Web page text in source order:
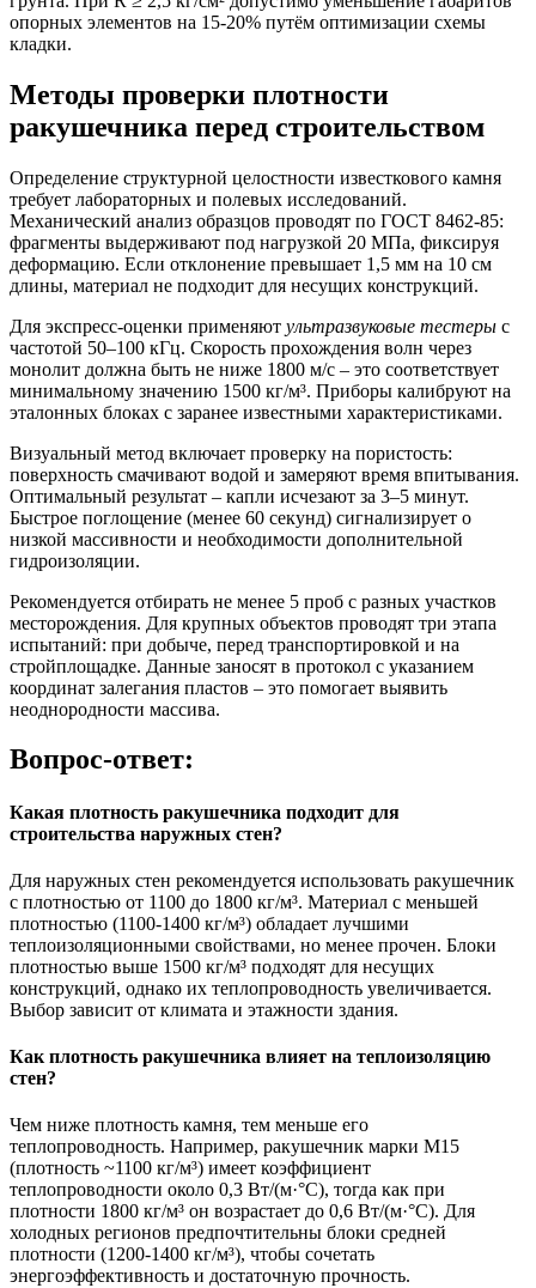
опорных элементов на 15-20% путём оптимизации схемы
кладки.
Методы проверки плотности
ракушечника перед строительством
Определение структурной целостности известкового камня
требует лабораторных и полевых исследований.
Механический анализ образцов проводят по ГОСТ 8462-85:
фрагменты выдерживают под нагрузкой 20 МПа, фиксируя
деформацию. Если отклонение превышает 1,5 мм на 10 см
длины, материал не подходит для несущих конструкций.
Для экспресс-оценки применяют ультразвуковые тестеры с
частотой 50–100 кГц. Скорость прохождения волн через
монолит должна быть не ниже 1800 м/с – это соответствует
минимальному значению 1500 кг/м³. Приборы калибруют на
эталонных блоках с заранее известными характеристиками.
Визуальный метод включает проверку на пористость:
поверхность смачивают водой и замеряют время впитывания.
Оптимальный результат – капли исчезают за 3–5 минут.
Быстрое поглощение (менее 60 секунд) сигнализирует о
низкой массивности и необходимости дополнительной
гидроизоляции.
Рекомендуется отбирать не менее 5 проб с разных участков
месторождения. Для крупных объектов проводят три этапа
испытаний: при добыче, перед транспортировкой и на
стройплощадке. Данные заносят в протокол с указанием
координат залегания пластов – это помогает выявить
неоднородности массива.
Вопрос-ответ:
Какая плотность ракушечника подходит для
строительства наружных стен?
Для наружных стен рекомендуется использовать ракушечник
с плотностью от 1100 до 1800 кг/м³. Материал с меньшей
плотностью (1100-1400 кг/м³) обладает лучшими
теплоизоляционными свойствами, но менее прочен. Блоки
плотностью выше 1500 кг/м³ подходят для несущих
конструкций, однако их теплопроводность увеличивается.
Выбор зависит от климата и этажности здания.
Как плотность ракушечника влияет на теплоизоляцию
стен?
Чем ниже плотность камня, тем меньше его
теплопроводность. Например, ракушечник марки М15
(плотность ~1100 кг/м³) имеет коэффициент
теплопроводности около 0,3 Вт/(м·°C), тогда как при
плотности 1800 кг/м³ он возрастает до 0,6 Вт/(м·°C). Для
холодных регионов предпочтительны блоки средней
плотности (1200-1400 кг/м³), чтобы сочетать
энергоэффективность и достаточную прочность.